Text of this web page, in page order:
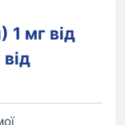
1 мг від